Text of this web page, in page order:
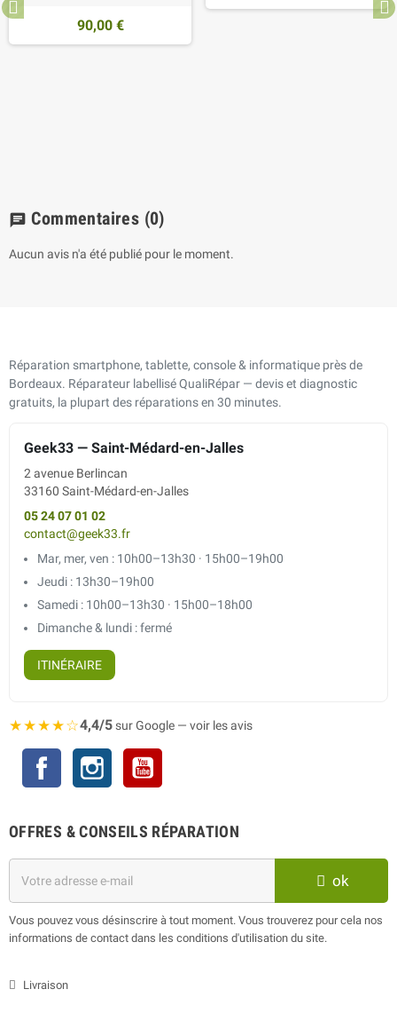
90,00 €
chat Commentaires (0)
Aucun avis n'a été publié pour le moment.
Réparation smartphone, tablette, console & informatique près de
Bordeaux. Réparateur labellisé QualiRépar — devis et diagnostic
gratuits, la plupart des réparations en 30 minutes.
Geek33 — Saint-Médard-en-Jalles
2 avenue Berlincan
33160 Saint-Médard-en-Jalles
05 24 07 01 02
contact@geek33.fr
Mar, mer, ven : 10h00–13h30 · 15h00–19h00
Jeudi : 13h30–19h00
Samedi : 10h00–13h30 · 15h00–18h00
Dimanche & lundi : fermé
ITINÉRAIRE
★★★★☆4,4/5sur Google — voir les avis
Facebook Instagram
OFFRES & CONSEILS RÉPARATION
ok
Vous pouvez vous désinscrire à tout moment. Vous trouverez pour cela nos
informations de contact dans les conditions d'utilisation du site.
Livraison